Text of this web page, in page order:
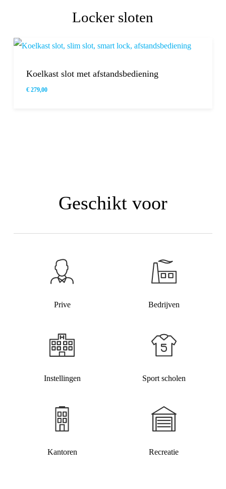
Locker sloten
Koelkast slot met afstandsbediening
€279,00
Geschikt voor
Prive Bedrijven
Instellingen Sport scholen
Kantoren Recreatie